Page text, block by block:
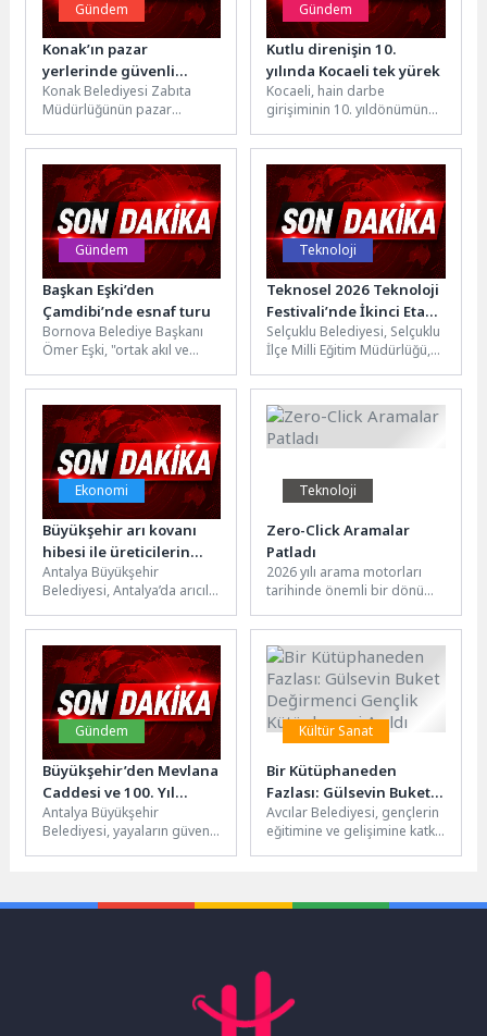
Gündem
Konak’ın pazar
yerlerinde güvenli
alışveriş
Konak Belediyesi Zabıta
Müdürlüğünün pazar
“Tartı ve Ölçüm Kontrol
Noktası” ile evdeki...
Gündem
Kutlu direnişin 10.
yılında Kocaeli tek yürek
Kocaeli, hain darbe
girişiminin 10. yıldönümünde
demokrasinin sarsılmaz
savunucusu olduğunu...
Gündem
Başkan Eşki’den
Çamdibi’nde esnaf turu
Bornova Belediye Başkanı
Ömer Eşki, "ortak akıl ve
sürdürdüğü saha ziyaretleri
kapsamında...
Teknoloji
Teknosel 2026 Teknoloji
Festivali’nde İkinci Etap
Başladı
Selçuklu Belediyesi, Selçuklu
İlçe Milli Eğitim Müdürlüğü,
Başkanlığı ve İnnoPark iş...
Ekonomi
Büyükşehir arı kovanı
hibesi ile üreticilerin
yüzünü güldürüyor
Antalya Büyükşehir
Belediyesi, Antalya’da arıcılık
yaygınlaştırılması için eğitim
ve hibe desteklerini
sürdürüyor. Büyükşehir
Belediyesi,...
Teknoloji
Zero-Click Aramalar
Patladı
2026 yılı arama motorları
tarihinde önemli bir dönüm
Overviews, AI Mode...
Gündem
Büyükşehir’den Mevlana
Caddesi ve 100. Yıl
Bulvarı arasında
kaldırım ve peyzaj
çalışması
Antalya Büyükşehir
Belediyesi, yayaların güven
Kültür Sanat
Bir Kütüphaneden
Fazlası: Gülsevin Buket
Değirmenci Gençlik
Kütüphanesi Açıldı
Avcılar Belediyesi, gençlerin
eğitimine ve gelişimine katkı